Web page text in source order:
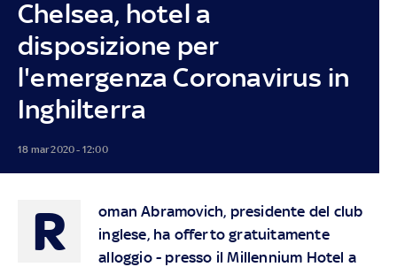
Chelsea, hotel a
disposizione per
l'emergenza Coronavirus in
Inghilterra
18 mar 2020 - 12:00
R
oman Abramovich, presidente del club
inglese, ha offerto gratuitamente
alloggio - presso il Millennium Hotel a